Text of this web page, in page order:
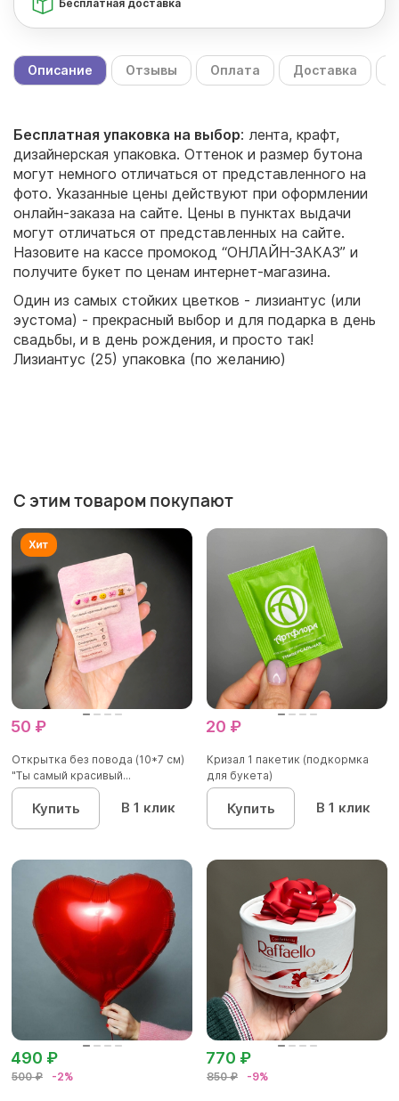
Бесплатная доставка
Описание Отзывы Оплата Доставка
Бесплатная упаковка на выбор: лента, крафт,
дизайнерская упаковка. Оттенок и размер бутона
могут немного отличаться от представленного на
фото. Указанные цены действуют при оформлении
онлайн-заказа на сайте. Цены в пунктах выдачи
могут отличаться от представленных на сайте.
Назовите на кассе промокод “ОНЛАЙН-ЗАКАЗ” и
получите букет по ценам интернет-магазина.
Один из самых стойких цветков - лизиантус (или
эустома) - прекрасный выбор и для подарка в день
свадьбы, и в день рождения, и просто так!
Лизиантус (25) упаковка (по желанию)
С этим товаром покупают
50 ₽
Открытка без повода (10*7 см)
"Ты самый красивый...
Купить В 1 клик
20 ₽
Кризал 1 пакетик (подкормка
для букета)
Купить В 1 клик
500 ₽ -2%
490 ₽
850 ₽ -9%
770 ₽